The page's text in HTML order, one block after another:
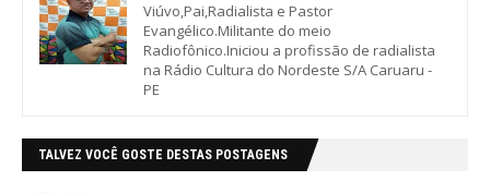
Viúvo,Pai,Radialista e Pastor
Evangélico.Militante do meio
Radiofônico.Iniciou a profissão de radialista
na Rádio Cultura do Nordeste S/A Caruaru -
PE
TALVEZ VOCÊ GOSTE DESTAS POSTAGENS